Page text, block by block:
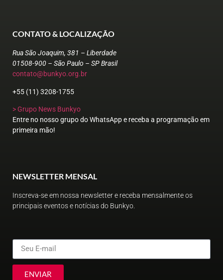
CONTATO & LOCALIZAÇÃO
Rua São Joaquim, 381 – Liberdade
01508-900 – São Paulo – SP Brasil
contato@bunkyo.org.br
+55 (11) 3208-1755
> Grupo News Bunkyo
Entre no nosso grupo do WhatsApp e receba a programação em
primeira mão!
NEWSLETTER MENSAL
Inscreva-se em nossa newsletter e receba mensalmente os
principais eventos e notícias do Bunkyo.
ENVIAR